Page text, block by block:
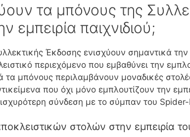
τα μπόνους της
εμπειρία παιχνιδιού;
Έκδοσης ενισχύουν σημαντικά την
περιεχόμενο που εμβαθύνει την
μπόνους περιλαμβάνουν μοναδικές
που όχι μόνο εμπλουτίζουν την
σύνδεση με το σύμπαν του
στολών στην εμπειρία